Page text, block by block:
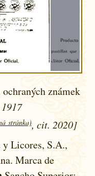
známek
stránka), cit. 2020]
y Licores, S.A.,
Marca de